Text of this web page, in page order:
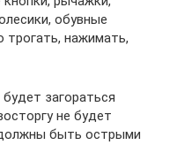
обувные
трогать, нажимать,
загораться
не будет
быть острыми